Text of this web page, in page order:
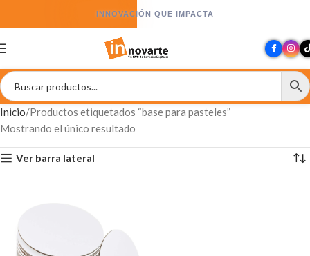
INNOVACIÓN QUE IMPACTA
Inicio Productos etiquetados “base para pasteles”
Mostrando el único resultado
Ver barra lateral